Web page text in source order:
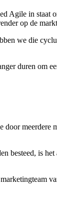
Agile in staat
op de
we die
duren om
meerdere
besteed, is het